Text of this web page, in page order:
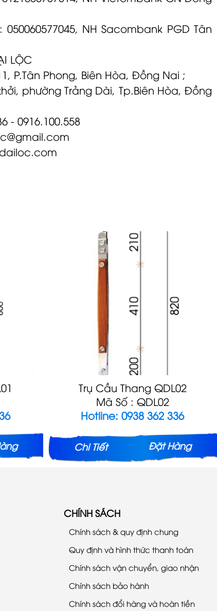
050060577045, NH Sacombank PGD Tân
LỘC
P.Tân Phong, Biên Hòa, Đồng Nai ;
phường Trảng Dài, Tp.Biên Hòa, Đồng
- 0916.100.558
Trụ Cầu Thang QDL02
Mã Số : QDL02
Hotline: 0938 362 336
Chi Tiết Đặt Hàng
CHÍNH SÁCH
Chính sách & quy định chung
Quy định và hình thức thanh toán
Chính sách vận chuyển, giao nhận
Chính sách bảo hành
Chính sách đổi hàng và hoàn tiền